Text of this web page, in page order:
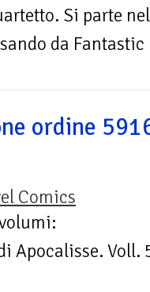
Si parte
da
ordine
Comics
Apocalisse. Voll.